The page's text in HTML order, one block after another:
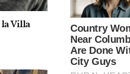
Villa